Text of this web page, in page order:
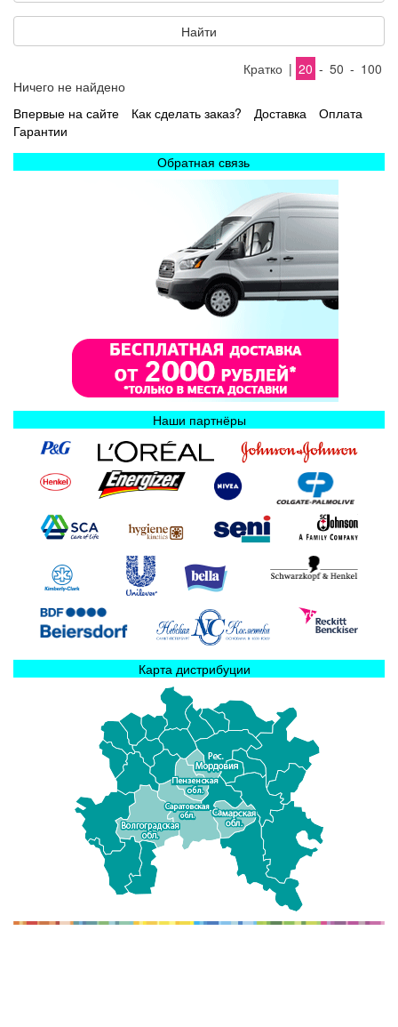
Найти
Кратко | 20 - 50 - 100
Ничего не найдено
Впервые на сайте
Как сделать заказ? Доставка
Оплата
Гарантии
Обратная связь
Наши партнёры
Карта дистрибуции